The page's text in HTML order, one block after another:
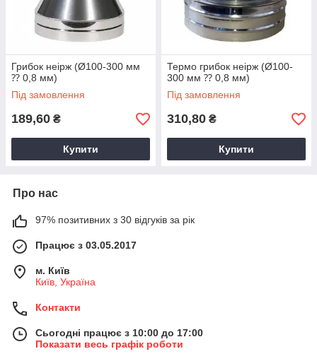
Грибок неірж (Ø100-300 мм
⁇ 0,8 мм)
Під замовлення
189,60 ₴
Купити
Термо грибок неірж (Ø100-
300 мм ⁇ 0,8 мм)
Під замовлення
310,80 ₴
Купити
Про нас
97% позитивних з 30 відгуків за рік
Працює з 03.05.2017
м. Київ
Київ, Україна
Контакти
Сьогодні працює з 10:00 до 17:00
Показати весь графік роботи